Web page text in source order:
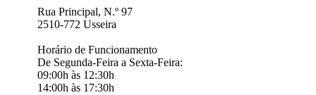
Rua Principal, N.º 97
2510-772 Usseira
Horário de Funcionamento
De Segunda-Feira a Sexta-Feira:
09:00h às 12:30h
14:00h às 17:30h